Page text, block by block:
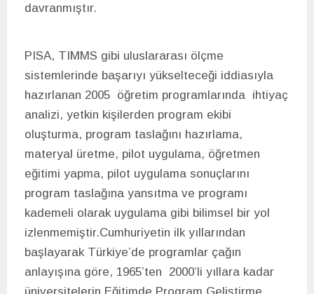
davranmıştır.
PISA, TIMMS gibi uluslararası ölçme
sistemlerinde başarıyı yükselteceği iddiasıyla
hazırlanan 2005 öğretim programlarında ihtiyaç
analizi, yetkin kişilerden program ekibi
oluşturma, program taslağını hazırlama,
materyal üretme, pilot uygulama, öğretmen
eğitimi yapma, pilot uygulama sonuçlarını
program taslağına yansıtma ve programı
kademeli olarak uygulama gibi bilimsel bir yol
izlenmemiştir.Cumhuriyetin ilk yıllarından
başlayarak Türkiye’de programlar çağın
anlayışına göre, 1965’ten 2000’li yıllara kadar